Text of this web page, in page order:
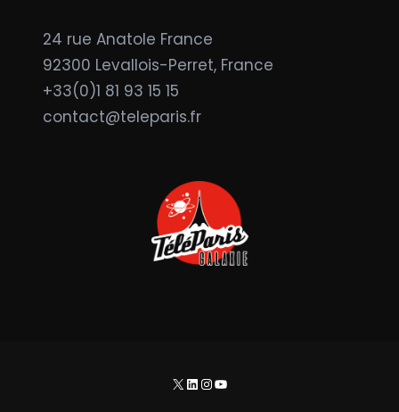
24 rue Anatole France
92300 Levallois-Perret, France
+33(0)1 81 93 15 15
contact@teleparis.fr
X LinkedIn
Instagram
YouTube